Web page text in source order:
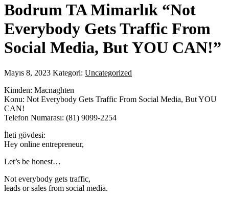
Bodrum TA Mimarlık “Not
Everybody Gets Traffic From
Social Media, But YOU CAN!”
Mayıs 8, 2023 Kategori: Uncategorized
Kimden: Macnaghten
Konu: Not Everybody Gets Traffic From Social Media, But YOU
CAN!
Telefon Numarası: (81) 9099-2254
İleti gövdesi:
Hey online entrepreneur,
Let’s be honest…
Not everybody gets traffic,
leads or sales from social media.